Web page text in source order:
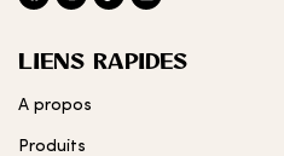
LIENS RAPIDES
A propos
Produits